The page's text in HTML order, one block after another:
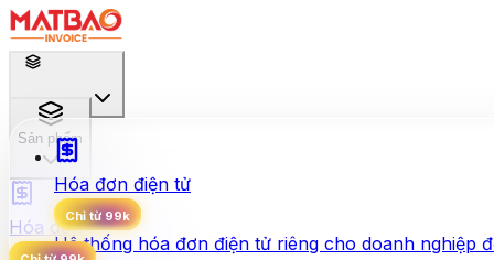
Sản phẩm
Hóa đơn điện tử
Chỉ từ 99k
Hệ thống hóa đơn điện tử riêng cho doanh nghiệp
Sản phẩm
Hóa đơn điện tử